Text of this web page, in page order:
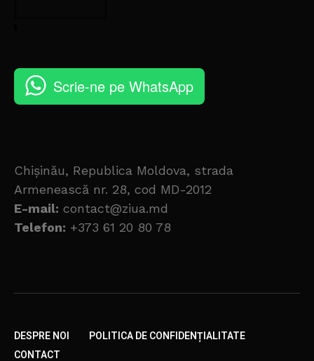
Scrie-ne pe WhatsApp
Chișinău, Republica Moldova, strada
Armenească nr. 28, cod MD-2012
E-mail: contact@ziua.md
Telefon: +373 61 20 80 78
DESPRE NOI
POLITICA DE CONFIDENȚIALITATE
CONTACT